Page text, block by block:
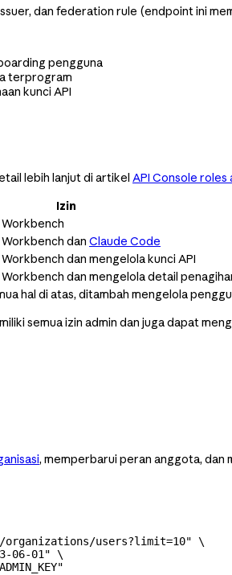
dan federation rule (endpoint ini
pengguna
terprogram
kunci API
lebih lanjut di artikel API Console roles
Izin
dan Claude Code
dan mengelola kunci API
dan mengelola detail
hal di atas, ditambah mengelola
semua izin admin dan juga dapat
, memperbarui peran anggota, dan
users?limit=10" \
06-01" \
"